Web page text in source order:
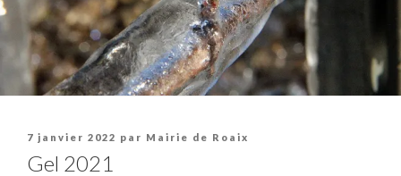
Publié
7 janvier 2022 par Mairie de Roaix
Gel 2021